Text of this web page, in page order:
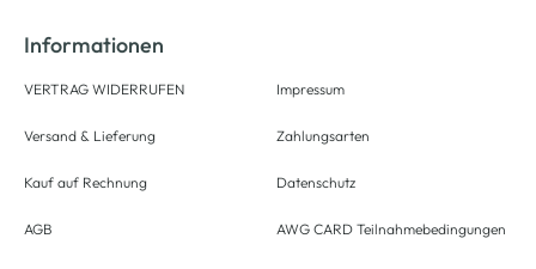
Informationen
VERTRAG WIDERRUFEN
Versand & Lieferung
Kauf auf Rechnung
AGB
Impressum
Zahlungsarten
Datenschutz
AWG CARD Teilnahmebedingungen